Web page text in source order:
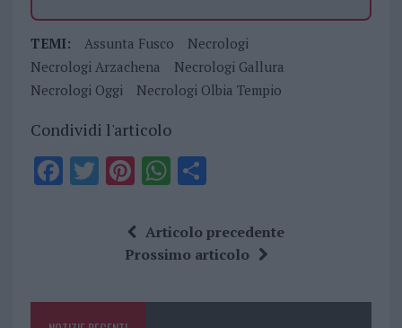
TEMI: Assunta Fusco
Necrologi
Necrologi Arzachena
Necrologi Gallura
Necrologi Oggi
Necrologi Olbia Tempio
Condividi l'articolo
F
o
T Pi
te
re
W
at
s
p
S
a
re
Articolo precedente
Prossimo articolo